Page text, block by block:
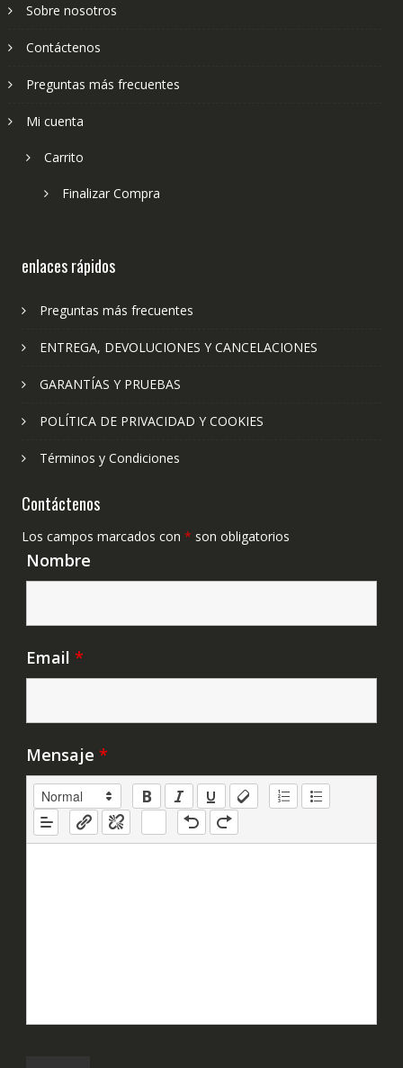
Sobre nosotros
Contáctenos
Preguntas más frecuentes
Mi cuenta
Carrito
Finalizar Compra
enlaces rápidos
Preguntas más frecuentes
ENTREGA, DEVOLUCIONES Y CANCELACIONES
GARANTÍAS Y PRUEBAS
POLÍTICA DE PRIVACIDAD Y COOKIES
Términos y Condiciones
Contáctenos
Los campos marcados con * son obligatorios
Nombre
Email *
Mensaje *